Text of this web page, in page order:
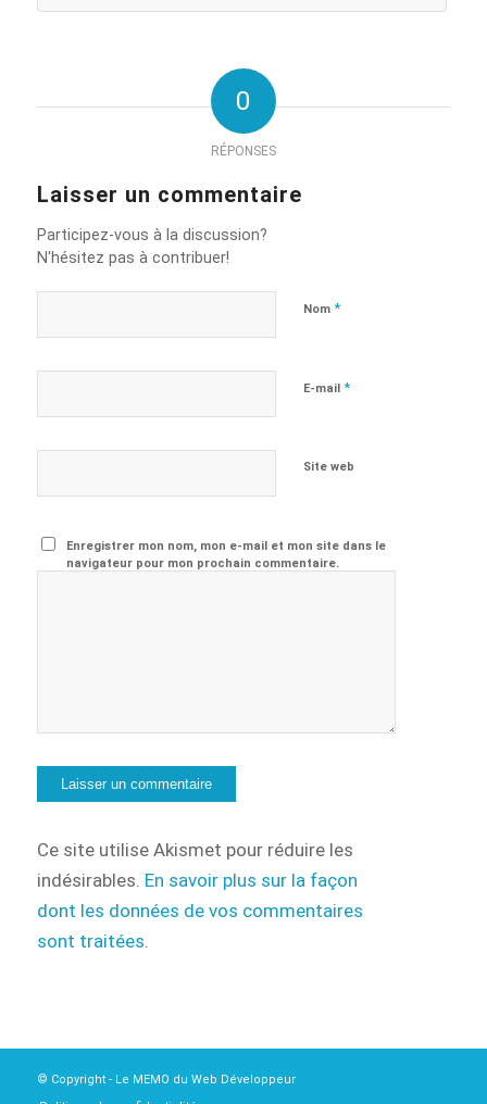
0
RÉPONSES
Laisser un commentaire
Participez-vous à la discussion?
N'hésitez pas à contribuer!
Nom *
E-mail *
Site web
Enregistrer mon nom, mon e-mail et mon site dans le
navigateur pour mon prochain commentaire.
Ce site utilise Akismet pour réduire les
indésirables. En savoir plus sur la façon
dont les données de vos commentaires
sont traitées.
© Copyright - Le MEMO du Web Développeur